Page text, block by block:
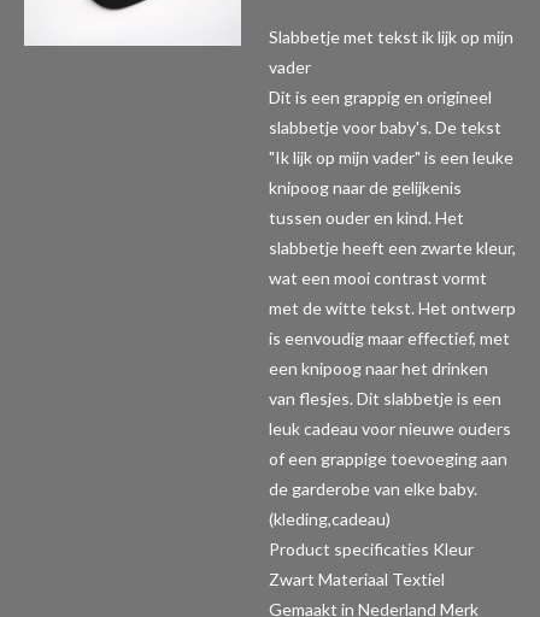
Slabbetje met tekst ik lijk op mijn
vader
Dit is een grappig en origineel
slabbetje voor baby's. De tekst
"Ik lijk op mijn vader" is een leuke
knipoog naar de gelijkenis
tussen ouder en kind. Het
slabbetje heeft een zwarte kleur,
wat een mooi contrast vormt
met de witte tekst. Het ontwerp
is eenvoudig maar effectief, met
een knipoog naar het drinken
van flesjes. Dit slabbetje is een
leuk cadeau voor nieuwe ouders
of een grappige toevoeging aan
de garderobe van elke baby.
(kleding,cadeau)
Product specificaties Kleur
Zwart Materiaal Textiel
Gemaakt in Nederland Merk